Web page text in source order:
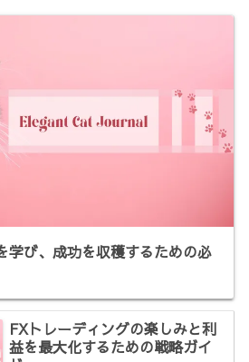
学び、成功を収穫するための必
FXトレーディングの楽しみと利
益を最大化するための戦略ガイ